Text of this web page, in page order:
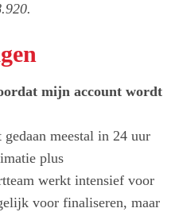
mijn account wordt
meestal in 24 uur
plus
werkt intensief voor
voor finaliseren, maar